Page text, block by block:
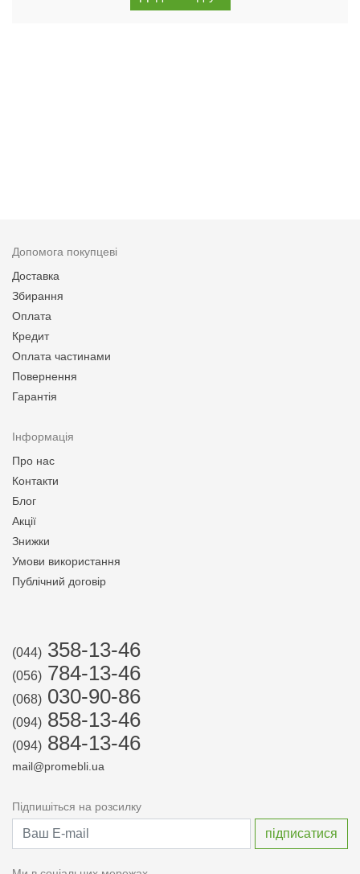
Допомога покупцеві
Доставка
Збирання
Оплата
Кредит
Оплата частинами
Повернення
Гарантія
Інформація
Про нас
Контакти
Блог
Акції
Знижки
Умови використання
Публічний договір
(044) 358-13-46
(056) 784-13-46
(068) 030-90-86
(094) 858-13-46
(094) 884-13-46
mail@promebli.ua
Підпишіться на розсилку